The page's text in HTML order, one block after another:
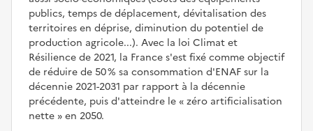
publics, temps de déplacement, dévitalisation des
territoires en déprise, diminution du potentiel de
production agricole...). Avec la loi Climat et
Résilience de 2021, la France s'est fixé comme objectif
de réduire de 50 % sa consommation d'ENAF sur la
décennie 2021-2031 par rapport à la décennie
précédente, puis d'atteindre le
zéro artificialisation
nette
en 2050.